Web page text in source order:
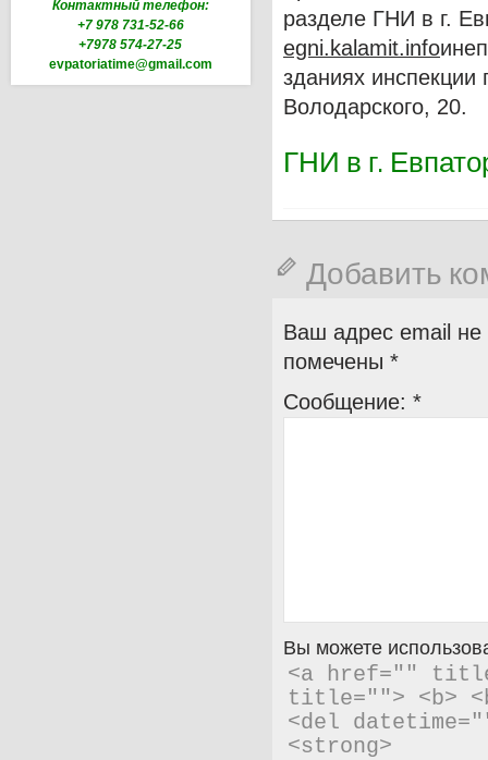
Контактный телефон:
+7 978 731-52-66
+7978 574-27-25
evpatoriatime@gmail.com
разделе ГНИ в г.
egni. kalamit.info
зданиях
Володарского, 20.
ГНИ в г.
Добавить
Ваш адрес email не
помечены *
Сообщение: *
Вы можете
<a href=""
title=""> <b>
<del
<strong>